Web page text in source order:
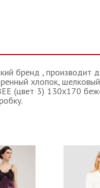
бренд ,
хлопок,
(цвет 3) 130x170